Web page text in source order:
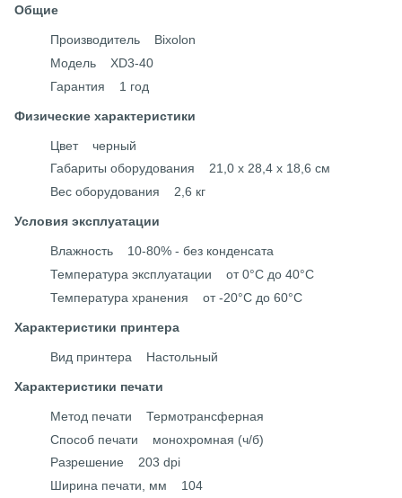
Общие
Производитель Bixolon
Модель XD3-40
Гарантия 1 год
Физические характеристики
Цвет черный
Габариты оборудования 21,0 x 28,4 x 18,6 см
Вес оборудования 2,6 кг
Условия эксплуатации
Влажность 10-80% - без конденсата
Температура эксплуатации от 0°C до 40°C
Температура хранения от -20°C до 60°C
Характеристики принтера
Вид принтера Настольный
Характеристики печати
Метод печати Термотрансферная
Способ печати монохромная (ч/б)
Разрешение 203 dpi
Ширина печати, мм 104